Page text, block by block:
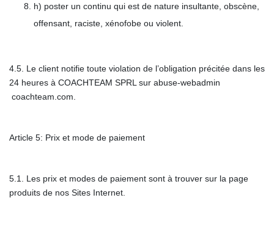
h) poster un continu qui est de nature insultante, obscène,
offensant, raciste, xénofobe ou violent.
4.5. Le client notifie toute violation de l’obligation précitée dans les
24 heures à COACHTEAM SPRL sur abuse-webadmin
coachteam.com.
Article 5: Prix et mode de paiement
5.1. Les prix et modes de paiement sont à trouver sur la page
produits de nos Sites Internet.